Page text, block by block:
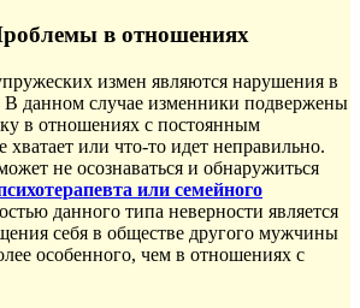
в отношениях
измен являются нарушения в
данном случае изменники подвержены
в отношениях с постоянным
хватает или что-то идет неправильно.
не осознаваться и обнаружиться
или семейного
данного типа неверности является
себя в обществе другого мужчины
особенного, чем в отношениях с